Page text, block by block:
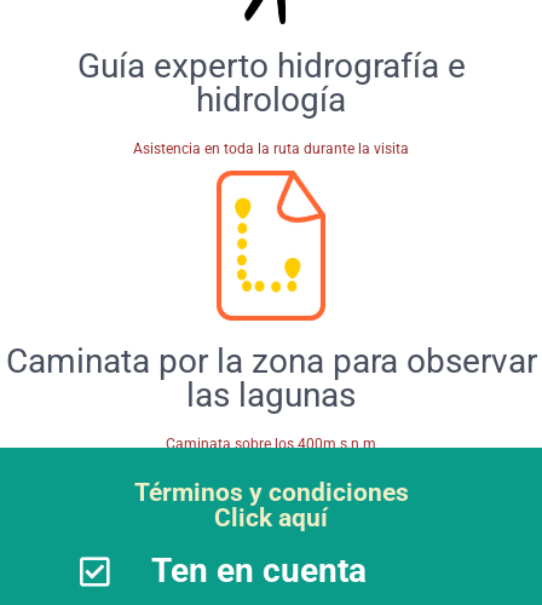
Guía experto hidrografía e
hidrología
Asistencia en toda la ruta durante la visita
Caminata por la zona para observar
las lagunas
Caminata sobre los 400m.s.n.m
Términos y condiciones
Click aquí
Ten en cuenta